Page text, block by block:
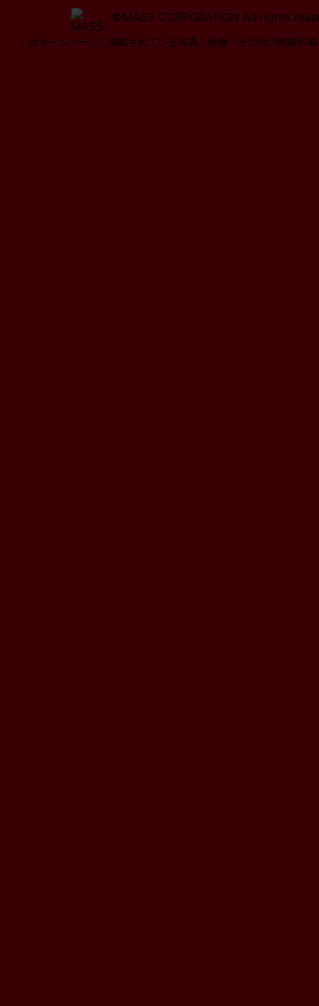
©MASS CORPORATION All rights
当ホームページに掲載されている写真・画像・その他の無断転